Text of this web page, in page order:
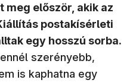
először, akik az
postakísérleti
egy hosszú sorba.
szerényebb,
is kaphatna egy